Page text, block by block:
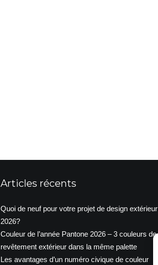
Articles récents
Quoi de neuf pour votre projet de design extérieur
2026?
Couleur de l’année Pantone 2026 – 3 couleurs de
revêtement extérieur dans la même palette
Les avantages d’un numéro civique de couleur